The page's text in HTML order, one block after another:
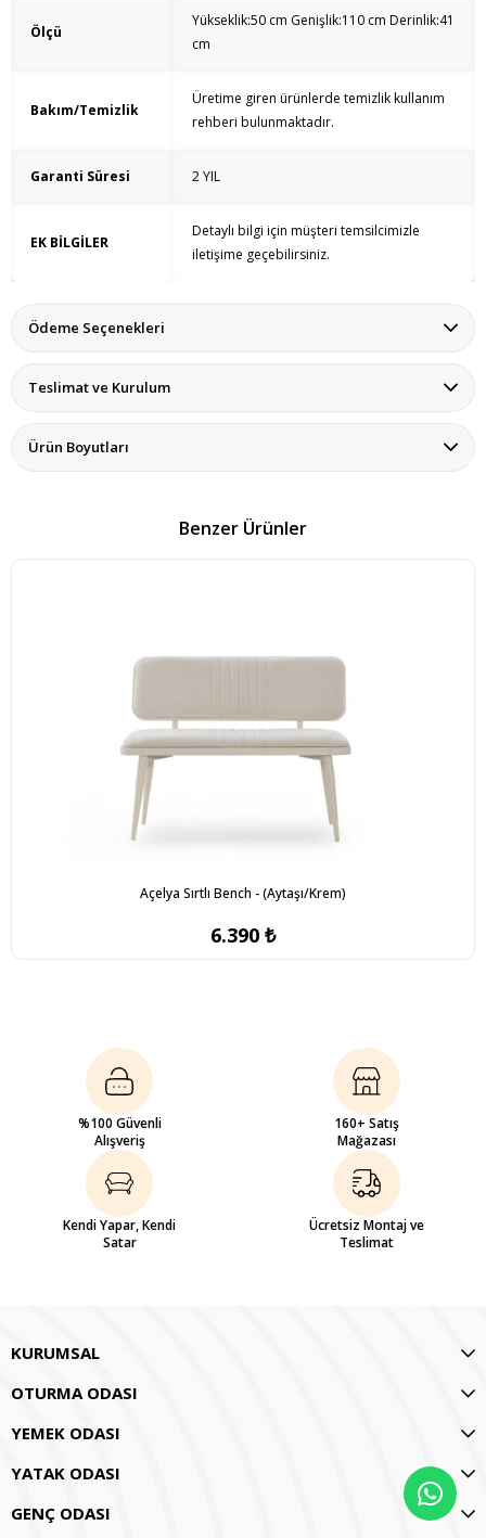
Ölçü
Yükseklik:50 cm Genişlik:110 cm Derinlik:41
cm
Bakım/Temizlik
Üretime giren ürünlerde temizlik kullanım
rehberi bulunmaktadır.
Garanti Süresi 2 YIL
EK BİLGİLER
Detaylı bilgi için müşteri temsilcimizle
iletişime geçebilirsiniz.
Ödeme Seçenekleri
Teslimat ve Kurulum
Ürün Boyutları
Benzer Ürünler
Açelya Sırtlı Bench - (Aytaşı/Krem)
6.390 ₺
%100 Güvenli
Alışveriş
160+ Satış
Mağazası
Kendi Yapar, Kendi
Satar
Ücretsiz Montaj ve
Teslimat
KURUMSAL
OTURMA ODASI
YEMEK ODASI
YATAK ODASI
GENÇ ODASI